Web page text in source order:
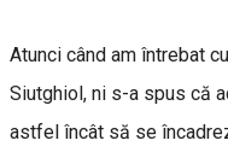
Atunci când am întrebat
Siutghiol, ni s-a spus că
astfel încât să se